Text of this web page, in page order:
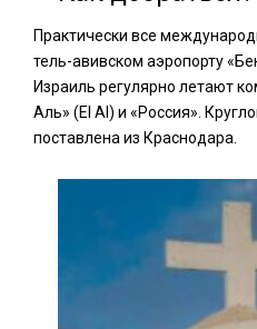
Практически все
тель-авивском аэропорту
Израиль регулярно летают
Аль» (El Al) и «Россия».
поставлена из Краснодара.